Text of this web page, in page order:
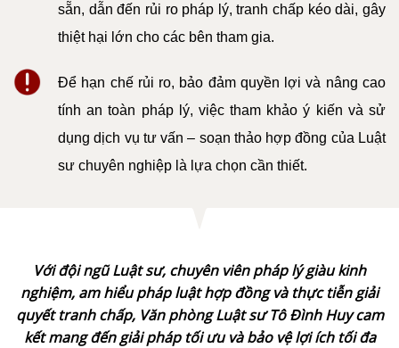
THỦ
sẵn, dẫn đến rủi ro pháp lý, tranh chấp kéo dài, gây
thiệt hại lớn cho các bên tham gia.
Để hạn chế rủi ro, bảo đảm quyền lợi và nâng cao
tính an toàn pháp lý, việc tham khảo ý kiến và sử
dụng dịch vụ tư vấn – soạn thảo hợp đồng của Luật
sư chuyên nghiệp là lựa chọn cần thiết.
Với đội ngũ Luật sư, chuyên viên pháp lý giàu kinh
nghiệm, am hiểu pháp luật hợp đồng và thực tiễn giải
quyết tranh chấp, Văn phòng Luật sư Tô Đình Huy cam
kết mang đến giải pháp tối ưu và bảo vệ lợi ích tối đa